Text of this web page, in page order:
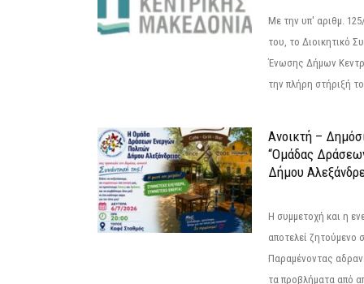
Με την υπ' αριθμ.
του, το Διοικητικό
Ένωσης Δήμων
την πλήρη στήριξή
Ανοικτή –
“Ομάδας
Δήμου
Η συμμετοχή και η
αποτελεί ζητούμενο
Παραμένοντας
τα προβλήματα από